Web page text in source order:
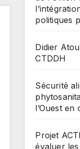
politiques
Didier
CTDDH
Sécurité
l’Ouest en
Projet
évaluer